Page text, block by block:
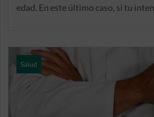
edad. En este último caso, si tu
padre, madre o tutor legal.
Salud